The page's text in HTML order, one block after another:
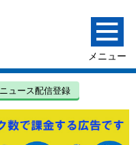
ニュース配信登録